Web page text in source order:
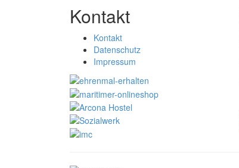
Kontakt
Kontakt
Datenschutz
Impressum